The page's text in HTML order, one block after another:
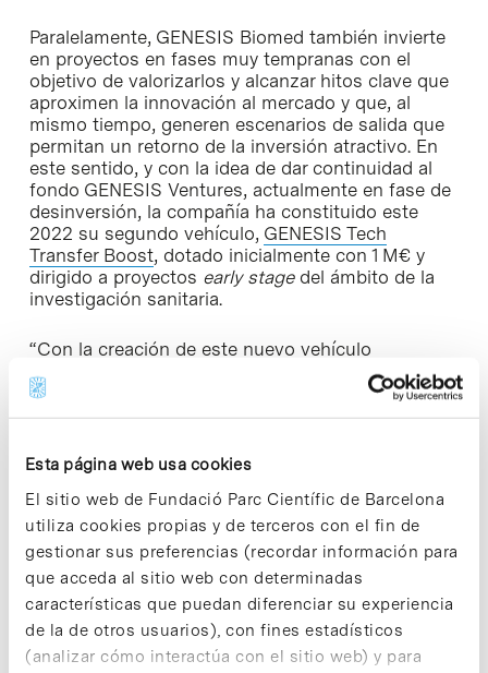
Esta página web usa cookies
El sitio web de Fundació Parc Científic de Barcelona
utiliza cookies propias y de terceros con el fin de
gestionar sus preferencias (recordar información para
que acceda al sitio web con determinadas
características que puedan diferenciar su experiencia
de la de otros usuarios), con fines estadísticos
(analizar cómo interactúa con el sitio web) y para
Paralelamente, GENESIS Biomed también invierte
en proyectos en fases muy tempranas con el
objetivo de valorizarlos y alcanzar hitos clave que
aproximen la innovación al mercado y que, al
mismo tiempo, generen escenarios de salida que
permitan un retorno de la inversión atractivo. En
este sentido, y con la idea de dar continuidad al
fondo GENESIS Ventures, actualmente en fase de
desinversión, la compañía ha constituido este
2022 su segundo vehículo, GENESIS Tech
Transfer Boost, dotado inicialmente con 1 M€ y
dirigido a proyectos early stagedel ámbito de la
investigación sanitaria.
“Con la creación de este nuevo vehículo
early,
incluso en fase preconstitutiva (etapa que no se
encuentra cubierta por los fondos existentes), ya
socios fundadores de la compañía.
Este modelo de inversión ya ha sido validado
previamente por el vehículo que la consultora creó
en 2017, GENESIS Ventures, con una dotación de
2,5 M€, a través del cual ha invertido en 13
proyectos biomédicos de diversas startup y spin-
off. La valoración de su portafolio alcanzó un
multiplicador de 3,3 en 3 años. Este vehículo
cuenta ya con una primera desinversión.